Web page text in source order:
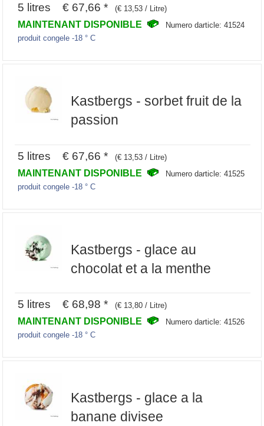
5 litres € 67,66 * (€ 13,53 / Litre)
MAINTENANT DISPONIBLE
Numero darticle: 41524
produit congele -18 ° C
Kastbergs - sorbet fruit de la
passion
5 litres € 67,66 * (€ 13,53 / Litre)
MAINTENANT DISPONIBLE
Numero darticle: 41525
produit congele -18 ° C
Kastbergs - glace au
chocolat et a la menthe
5 litres € 68,98 * (€ 13,80 / Litre)
MAINTENANT DISPONIBLE
Numero darticle: 41526
produit congele -18 ° C
Kastbergs - glace a la
banane divisee